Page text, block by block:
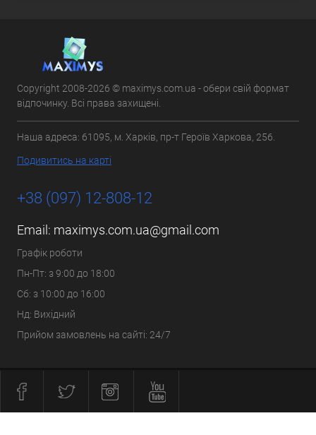
Copyright 2008-2026 © maximys.com.ua - обери свій формат
відпочинку. Всі права захищені.
Наша адреса: 61095, м. Харків, пр-т Героїв Харкова, 256.
Подивитись на карті
+38 (097) 12-808-12
Email: maximys.com.ua@gmail.com
Графік роботи
Пн-Пт: з 9:00 до 18:00
Сб: з 10:00 до 16:00
Нд: Вихідний
Прийом замовлень на сайті: 24/7